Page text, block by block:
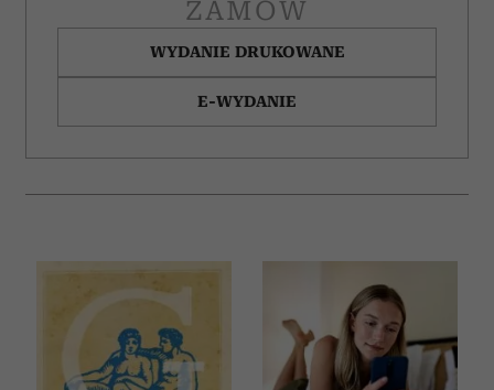
ZAMÓW
WYDANIE DRUKOWANE
E-WYDANIE